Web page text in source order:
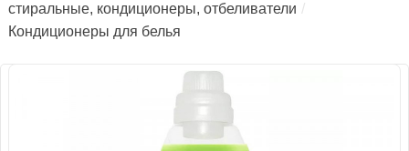
стиральные, кондиционеры, отбеливатели
Кондиционеры для белья